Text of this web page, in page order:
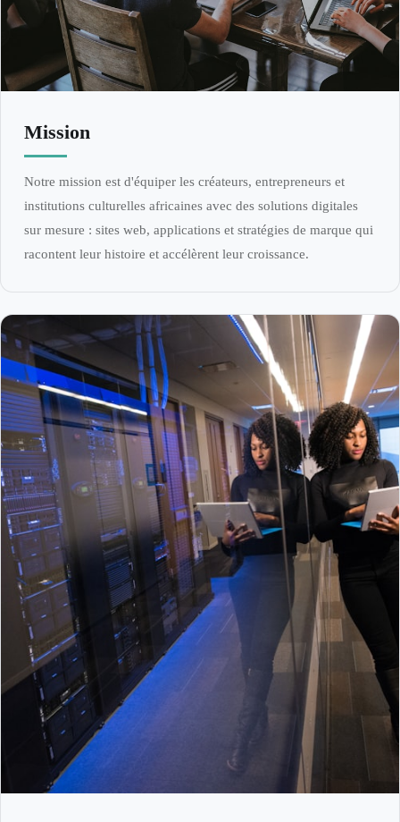
Mission
Notre mission est d'équiper les créateurs, entrepreneurs et
institutions culturelles africaines avec des solutions digitales
sur mesure : sites web, applications et stratégies de marque qui
racontent leur histoire et accélèrent leur croissance.